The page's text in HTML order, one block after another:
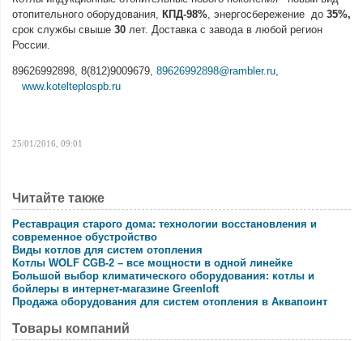
отопительного оборудования, КПД-98%, энергосбережение до 35%,
срок службы свыше 30 лет. Доставка с завода в любой регион
России.
89626992898, 8(812)9009679, 89626992898@rambler.ru,
www.kotelteplospb.ru
25/01/2016, 09:01
Читайте также
Реставрация старого дома: технологии восстановления и
современное обустройство
Виды котлов для систем отопления
Котлы WOLF CGB-2 – все мощности в одной линейке
Большой выбор климатического оборудования: котлы и
бойлеры в интернет-магазине Greenloft
Продажа оборудования для систем отопления в Аквапоинт
Товары компаний